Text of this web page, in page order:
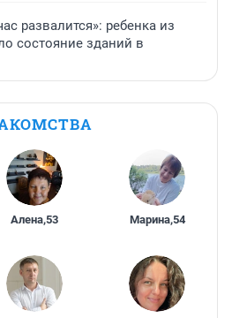
развалится»: ребенка из
состояние зданий в
Алена,53 Марина,54